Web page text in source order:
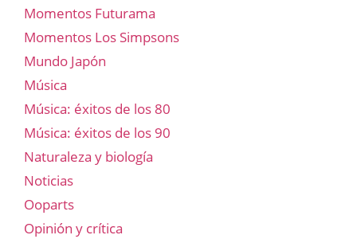
Momentos Futurama
Momentos Los Simpsons
Mundo Japón
Música
Música: éxitos de los 80
Música: éxitos de los 90
Naturaleza y biología
Noticias
Ooparts
Opinión y crítica